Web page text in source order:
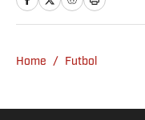
vale si la
Home / Futbol